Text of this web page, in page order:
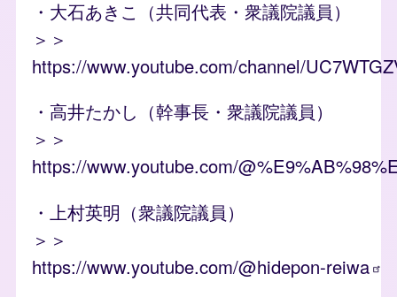
・大石あきこ（共同代表・衆議院議員）
＞＞
https://www.youtube.com/channel/
・高井たかし（幹事長・衆議院議員）
＞＞
https://www.youtube.com/
・上村英明（衆議院議員）
＞＞
https://www.youtube.com/@hidepon-reiwa